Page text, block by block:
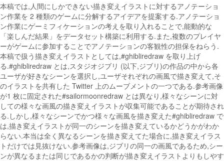
本稿では,人間にしかできない描き変えイラストに対するアノテーショ
ン作業を 2 種類のゲームに分解するアイデアを提案する.アノテーショ
ン作業にゲーミフィケーションの考えを取り入れることで,能動的な
「楽しんだ結果」をデータセット構築に利用する.また,複数のプレイヤ
ーがゲームに参加することでアノテーションの客観性の担保をねらう.
本稿で扱う描き変えイラストとしては,#ghibliredraw を取り上げ
る.#ghibliredraw とは,スタジオジブリ (以下,ジブリ)の作品の中から各
ユーザが好きなシーンを選択し,ユーザそれぞれの画風で描き変えて,そ
のイラストを共有した Twitter 上のムーブメントの一つである.参考画像
が1 枚に固定された#sailormoonredraw とは異なり,様々なシーンに対
しての様々な画風の描き変えイラストが収集可能であることが期待され
る.しかし,様々なシーンでかつ様々な画風を描き変えた#ghibliredraw で
は,描き変えイラストが同一のシーンを描き変えているかどうかがわか
らない.本当は全く異なるシーンを描き変えてた場合に,描き変えイラス
トだけでは見抜けない.参考画像は,ジブリの同一の画風であるため,シー
ンが異なるまたは同じであるかの判断が描き変えイラストよりもしやす